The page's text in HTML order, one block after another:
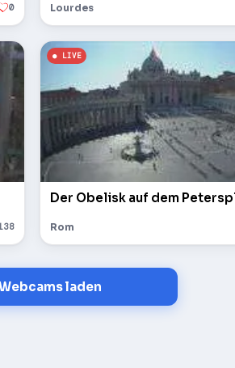
0 Lourdes
Rom
laden